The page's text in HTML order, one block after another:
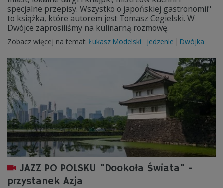
specjalne przepisy. Wszystko o japońskiej gastronomii"
to książka, które autorem jest Tomasz Cegielski. W
Dwójce zaprosiliśmy na kulinarną rozmowę.
Zobacz więcej na temat: Łukasz Modelski jedzenie Dwójka
JAZZ PO POLSKU "Dookoła Świata" -
przystanek Azja